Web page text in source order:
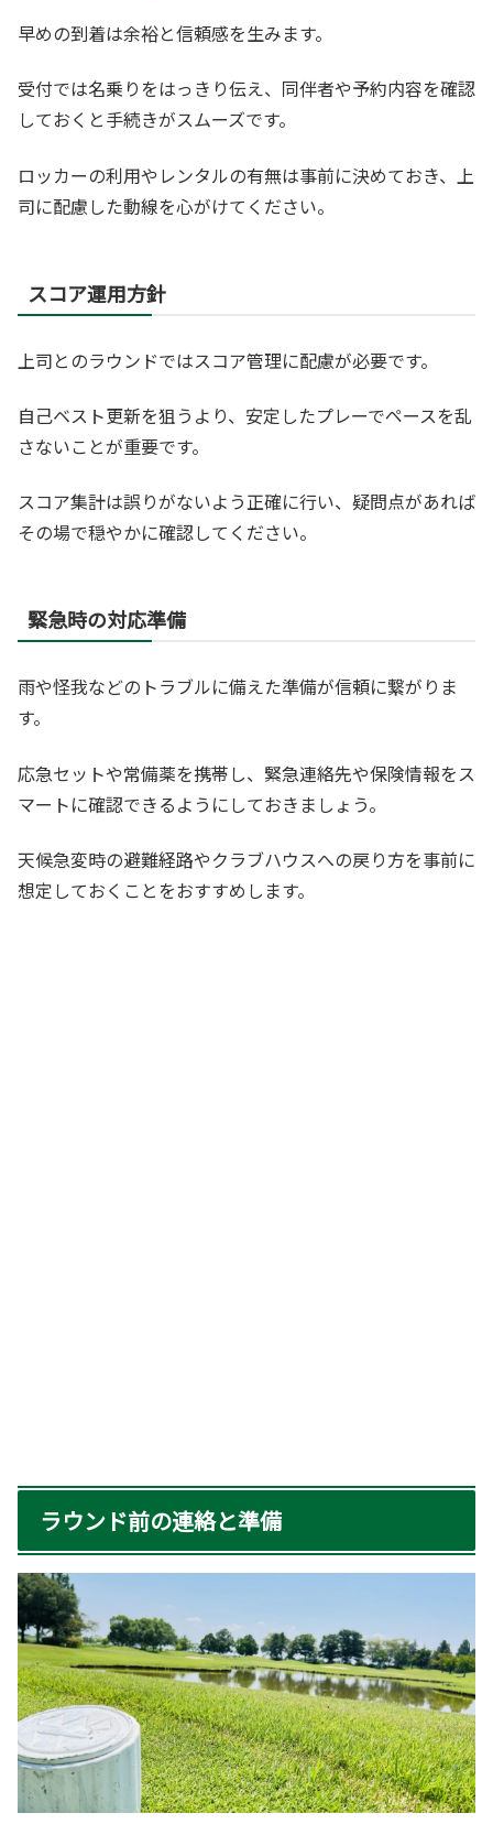
早めの到着は余裕と信頼感を生みます。
受付では名乗りをはっきり伝え、同伴者や予約内容を確認
しておくと手続きがスムーズです。
ロッカーの利用やレンタルの有無は事前に決めておき、上
司に配慮した動線を心がけてください。
スコア運用方針
上司とのラウンドではスコア管理に配慮が必要です。
自己ベスト更新を狙うより、安定したプレーでペースを乱
さないことが重要です。
スコア集計は誤りがないよう正確に行い、疑問点があれば
その場で穏やかに確認してください。
緊急時の対応準備
雨や怪我などのトラブルに備えた準備が信頼に繋がりま
す。
応急セットや常備薬を携帯し、緊急連絡先や保険情報をス
マートに確認できるようにしておきましょう。
天候急変時の避難経路やクラブハウスへの戻り方を事前に
想定しておくことをおすすめします。
ラウンド前の連絡と準備